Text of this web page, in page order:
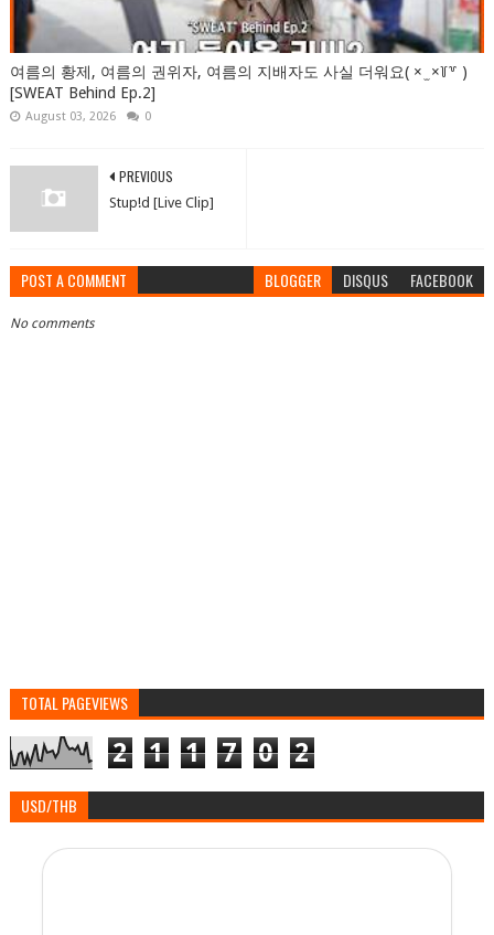
여름의 황제, 여름의 권위자, 여름의 지배자도 사실 더워요( × ̫ ×꒦꒷ )
[SWEAT Behind Ep.2]
August 03, 2026 0
PREVIOUS
Stup!d [Live Clip]
POST A COMMENT BLOGGER DISQUS FACEBOOK
No comments
TOTAL PAGEVIEWS
2 1 1 7 0 2
USD/THB